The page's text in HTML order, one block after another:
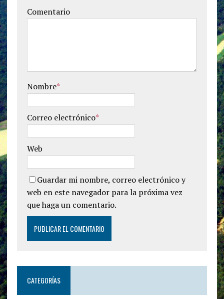
Comentario
Nombre*
Correo electrónico*
Web
Guardar mi nombre, correo electrónico y
web en este navegador para la próxima vez
que haga un comentario.
CATEGORÍAS